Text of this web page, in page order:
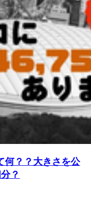
何？？大きさを公
？